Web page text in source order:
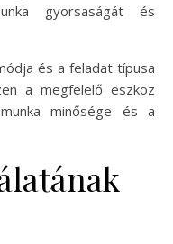
gyorsaságát és
és a feladat típusa
a megfelelő eszköz
minősége és a